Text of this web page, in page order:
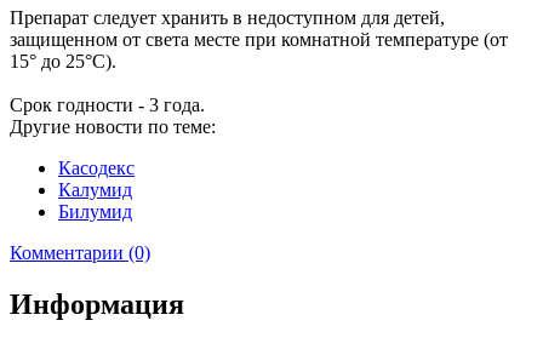
Препарат следует хранить в недоступном для детей,
защищенном от света месте при комнатной температуре (от
15° до 25°C).
Срок годности - 3 года.
Другие новости по теме:
Касодекс
Калумид
Билумид
Комментарии (0)
Информация